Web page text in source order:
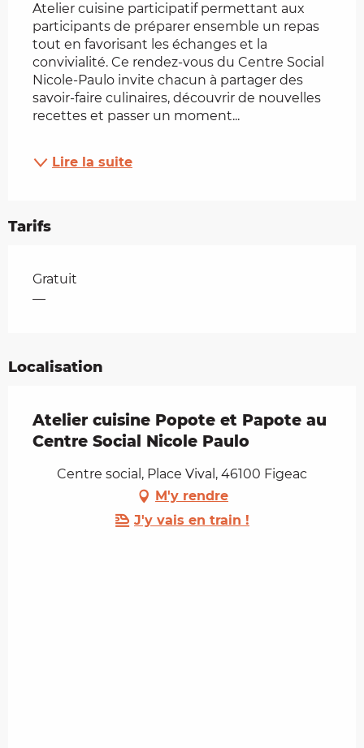
Atelier cuisine participatif permettant aux
participants de préparer ensemble un repas
tout en favorisant les échanges et la
convivialité. Ce rendez-vous du Centre Social
Nicole-Paulo invite chacun à partager des
savoir-faire culinaires, découvrir de nouvelles
recettes et passer un moment...
Lire la suite
Tarifs
Tarifs 2026
Gratuit
—
Localisation
Atelier cuisine Popote et Papote au
Centre Social Nicole Paulo
Centre social, Place Vival, 46100 Figeac
M'y rendre
J'y vais en train !